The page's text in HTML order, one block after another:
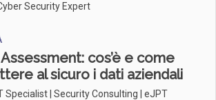
Security Expert
cos’è e come
al sicuro i dati aziendali
Specialist | Security Consulting | eJPT